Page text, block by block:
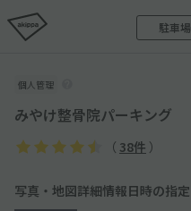
駐車
個人管理
みやけ整骨院パーキング
（ 38件 ）
写真・地図詳細情報日時の指定